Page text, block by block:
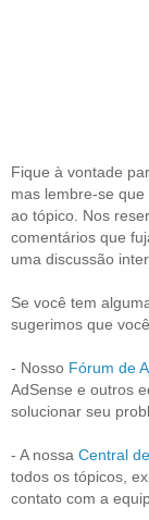
Fique à vontade
mas lembre-se
ao tópico. Nos
comentários que
uma discussão
Se você tem
sugerimos que
- Nosso Fórum de
AdSense e outros
solucionar seu
- A nossa Central
todos os tópicos,
contato com a